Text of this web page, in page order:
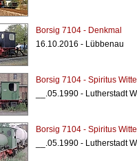
Borsig 7104 - Denkmal
16.10.2016 - Lübbenau
Borsig 7104 - Spiritus
__.05.1990 - Lutherstadt
Borsig 7104 - Spiritus
__.05.1990 - Lutherstadt